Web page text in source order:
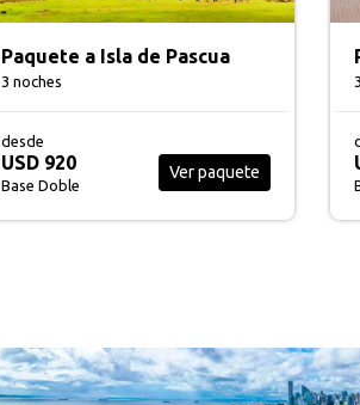
Paquete a Isla de Pascua
3 noches
desde
USD 920
Base Doble
Ver paquete